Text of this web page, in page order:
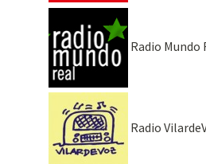
Radio Mundo
Radio